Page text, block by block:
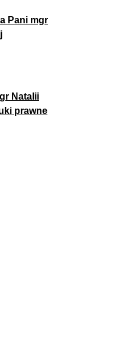
Pani mgr
Natalii
prawne